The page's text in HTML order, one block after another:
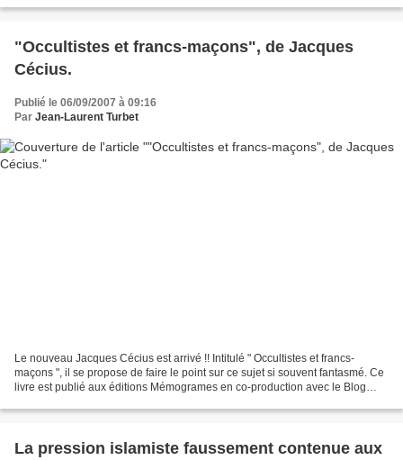
"Occultistes et francs-maçons", de Jacques
Cécius.
Publié le 06/09/2007 à 09:16
Par Jean-Laurent Turbet
Le nouveau Jacques Cécius est arrivé !! Intitulé " Occultistes et francs-
maçons ", il se propose de faire le point sur ce sujet si souvent fantasmé. Ce
livre est publié aux éditions Mémogrames en co-production avec le Blog
La pression islamiste faussement contenue aux